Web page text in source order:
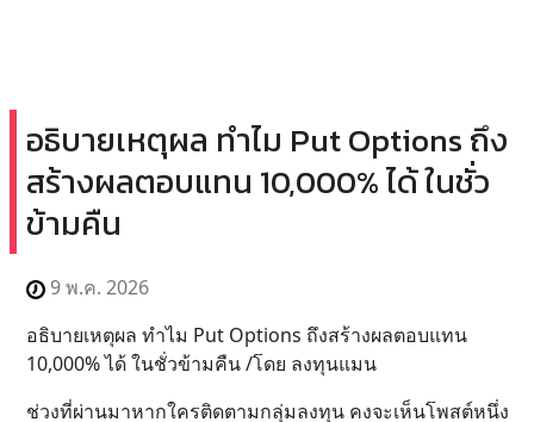
อธิบายเหตุผล ทำไม Put Options ถึง
สร้างผลตอบแทน 10,000% ได้ ในชั่ว
ข้ามคืน
9 พ.ค. 2026
อธิบายเหตุผล ทำไม Put Options ถึงสร้างผลตอบแทน
10,000% ได้ ในชั่วข้ามคืน /โดย ลงทุนแมน
ช่วงที่ผ่านมาหากใครติดตามกลุ่มลงทุน คงจะเห็นโพสต์หนึ่ง